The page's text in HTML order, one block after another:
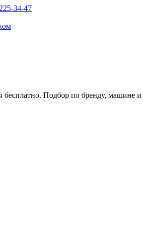
34-47
Подбор по бренду, машине и